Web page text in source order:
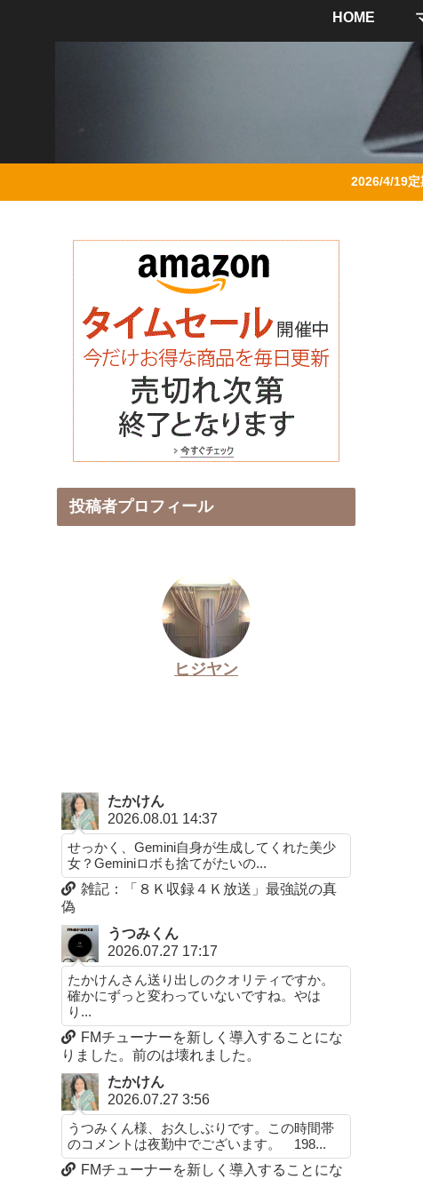
HOME
2026/4/19定
投稿者プロフィール
ヒジヤン
たかけん
2026.08.01 14:37
せっかく、Gemini自身が生成してくれた美少
女？Geminiロボも捨てがたいの...
雑記：「８Ｋ収録４Ｋ放送」最強説の真
偽
うつみくん
2026.07.27 17:17
たかけんさん送り出しのクオリティですか。
確かにずっと変わっていないですね。やは
り...
FMチューナーを新しく導入することにな
りました。前のは壊れました。
たかけん
2026.07.27 3:56
うつみくん様、お久しぶりです。この時間帯
のコメントは夜勤中でございます。 198...
FMチューナーを新しく導入することにな